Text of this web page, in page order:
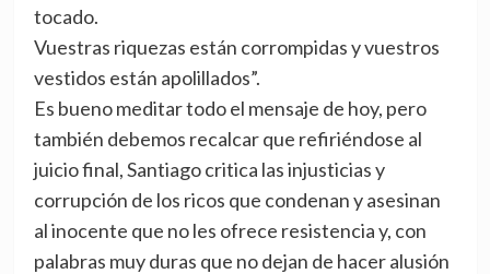
tocado.
Vuestras riquezas están corrompidas y vuestros
vestidos están apolillados”.
Es bueno meditar todo el mensaje de hoy, pero
también debemos recalcar que refiriéndose al
juicio final, Santiago critica las injusticias y
corrupción de los ricos que condenan y asesinan
al inocente que no les ofrece resistencia y, con
palabras muy duras que no dejan de hacer alusión